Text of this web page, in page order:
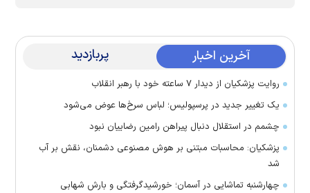
آخرین اخبار پربازدید
روایت پزشکیان از دیدار ۷ ساعته خود با رهبر انقلاب
یک تغییر جدید در پرسپولیس؛ لباس سرخ‌ها عوض می‌شود
چشمم در استقلال دنبال پیراهن رامین رضاییان نبود
پزشکیان: محاسبات مبتنی بر هوش مصنوعی دشمنان، نقش بر آب
شد
چهارشنبه تماشایی در آسمان؛ خورشیدگرفتگی و بارش شهابی